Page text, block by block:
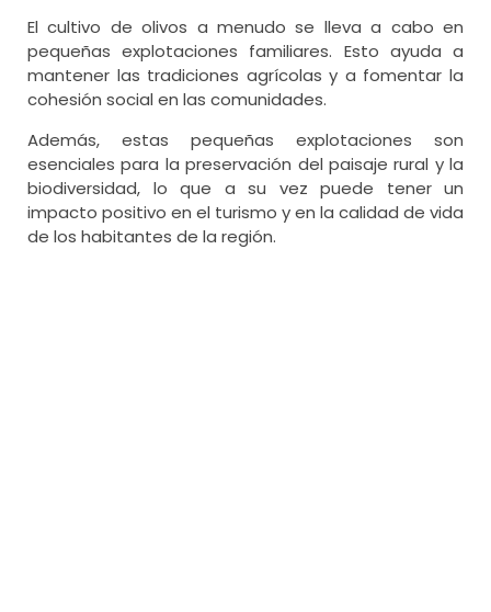
El cultivo de olivos a menudo se lleva a cabo en
pequeñas explotaciones familiares. Esto ayuda a
mantener las tradiciones agrícolas y a fomentar la
cohesión social en las comunidades.
Además, estas pequeñas explotaciones son
esenciales para la preservación del paisaje rural y la
biodiversidad, lo que a su vez puede tener un
impacto positivo en el turismo y en la calidad de vida
de los habitantes de la región.